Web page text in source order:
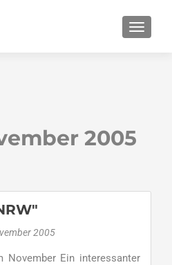
2005
2005
November Ein interessanter